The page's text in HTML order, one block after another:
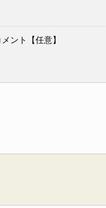
メント【任意】